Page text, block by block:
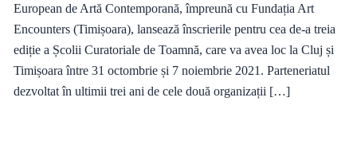
European de Artă Contemporană, împreună cu Fundația Art
Encounters (Timișoara), lansează înscrierile pentru cea de-a treia
ediție a Școlii Curatoriale de Toamnă, care va avea loc la Cluj și
Timișoara între 31 octombrie și 7 noiembrie 2021. Parteneriatul
dezvoltat în ultimii trei ani de cele două organizații […]